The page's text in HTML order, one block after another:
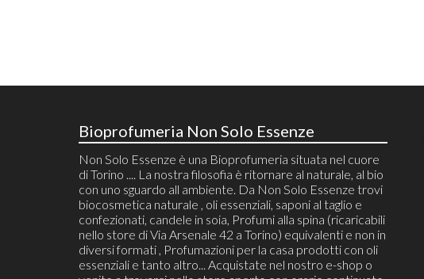
Bioprofumeria Non Solo Essenze
Non Solo Essenze è una Bioprofumeria situata nel cuore
di Torino .... La nostra filosofia è ritornare al naturale, al bio
con uno sguardo all ambiente. Da Non Solo Essenze trovi
biocosmetica naturale , oli essenziali, saponi al taglio e
confezionati, candele in soia, Profumi alla spina (ricaricabili
nello store di Via Arsenale 42 a Torino) equivalenti e non in
diversi formati , Profumazioni per la casa prodotti con oli
essenziali e tanto altro... Acquistate nel nostro e-shop o